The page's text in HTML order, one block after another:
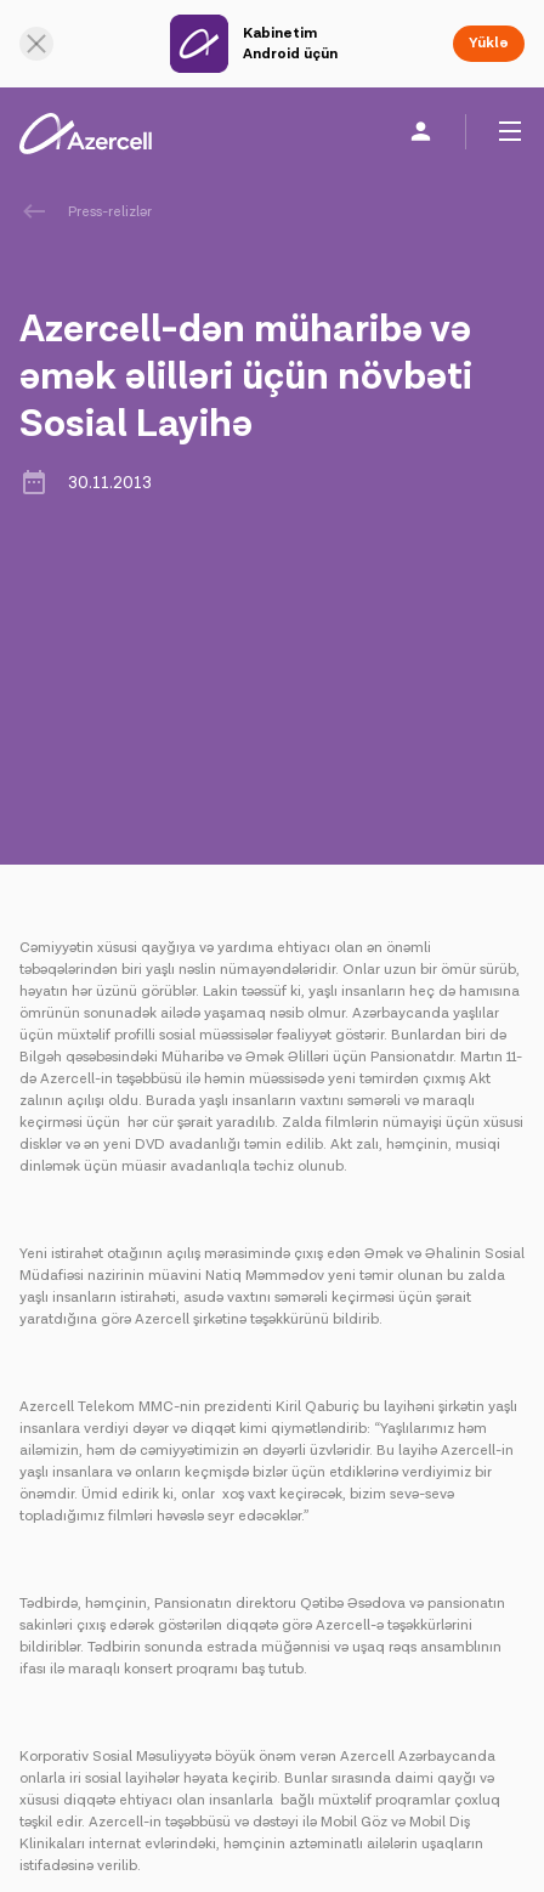
Kabinetim
Android üçün
Yüklə
Fərdi
Dayanıqlılıq
Karyera
Press-relizlər
Azercell-dən müharibə və
əmək əlilləri üçün növbəti
Sosial Layihə
30.11.2013
Cəmiyyətin xüsusi qayğıya və yardıma ehtiyacı olan ən önəmli
təbəqələrindən biri yaşlı nəslin nümayəndələridir. Onlar uzun bir ömür sürüb,
həyatın hər üzünü görüblər. Lakin təəssüf ki, yaşlı insanların heç də hamısına
ömrünün sonunadək ailədə yaşamaq nəsib olmur. Azərbaycanda yaşlılar
üçün müxtəlif profilli sosial müəssisələr fəaliyyət göstərir. Bunlardan biri də
Bilgəh qəsəbəsindəki Müharibə və Əmək Əlilləri üçün Pansionatdır. Martın 11-
də Azercell-in təşəbbüsü ilə həmin müəssisədə yeni təmirdən çıxmış Akt
zalının açılışı oldu. Burada yaşlı insanların vaxtını səmərəli və maraqlı
keçirməsi üçün hər cür şərait yaradılıb. Zalda filmlərin nümayişi üçün xüsusi
disklər və ən yeni DVD avadanlığı təmin edilib. Akt zalı, həmçinin, musiqi
dinləmək üçün müasir avadanlıqla təchiz olunub.
Yeni istirahət otağının açılış mərasimində çıxış edən Əmək və Əhalinin Sosial
Müdafiəsi nazirinin müavini Natiq Məmmədov yeni təmir olunan bu zalda
yaşlı insanların istirahəti, asudə vaxtını səmərəli keçirməsi üçün şərait
yaratdığına görə Azercell şirkətinə təşəkkürünü bildirib.
Azercell Telekom MMC-nin prezidenti Kiril Qaburiç bu layihəni şirkətin yaşlı
insanlara verdiyi dəyər və diqqət kimi qiymətləndirib: “Yaşlılarımız həm
ailəmizin, həm də cəmiyyətimizin ən dəyərli üzvləridir. Bu layihə Azercell-in
yaşlı insanlara və onların keçmişdə bizlər üçün etdiklərinə verdiyimiz bir
önəmdir. Ümid edirik ki, onlar xoş vaxt keçirəcək, bizim sevə-sevə
topladığımız filmləri həvəslə seyr edəcəklər.”
Tədbirdə, həmçinin, Pansionatın direktoru Qətibə Əsədova və pansionatın
sakinləri çıxış edərək göstərilən diqqətə görə Azercell-ə təşəkkürlərini
bildiriblər. Tədbirin sonunda estrada müğənnisi və uşaq rəqs ansamblının
ifası ilə maraqlı konsert proqramı baş tutub.
Korporativ Sosial Məsuliyyətə böyük önəm verən Azercell Azərbaycanda
onlarla iri sosial layihələr həyata keçirib. Bunlar sırasında daimi qayğı və
xüsusi diqqətə ehtiyacı olan insanlarla bağlı müxtəlif proqramlar çoxluq
təşkil edir. Azercell-in təşəbbüsü və dəstəyi ilə Mobil Göz və Mobil Diş
Klinikaları internat evlərindəki, həmçinin aztəminatlı ailələrin uşaqların
istifadəsinə verilib.
Onlayn dəstək